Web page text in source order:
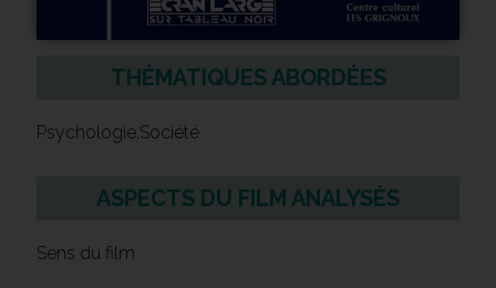
THÉMATIQUES ABORDÉES
Psychologie,Société
ASPECTS DU FILM ANALYSÉS
Sens du film